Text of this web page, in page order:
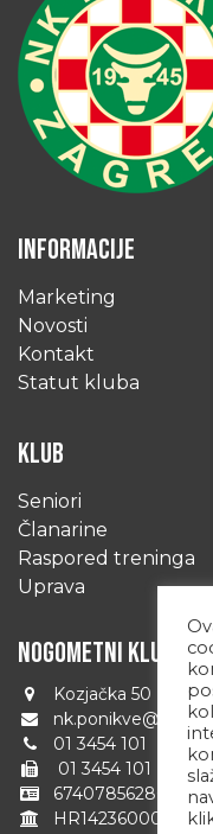
INFORMACIJE
Marketing
Novosti
Kontakt
Statut kluba
KLUB
Seniori
Članarine
Raspored treninga
Uprava
NOGOMETNI KLUB
Kozjačka 50
nk.ponikve@zg.t-
01 3454 101
01 3454 101
67407856280